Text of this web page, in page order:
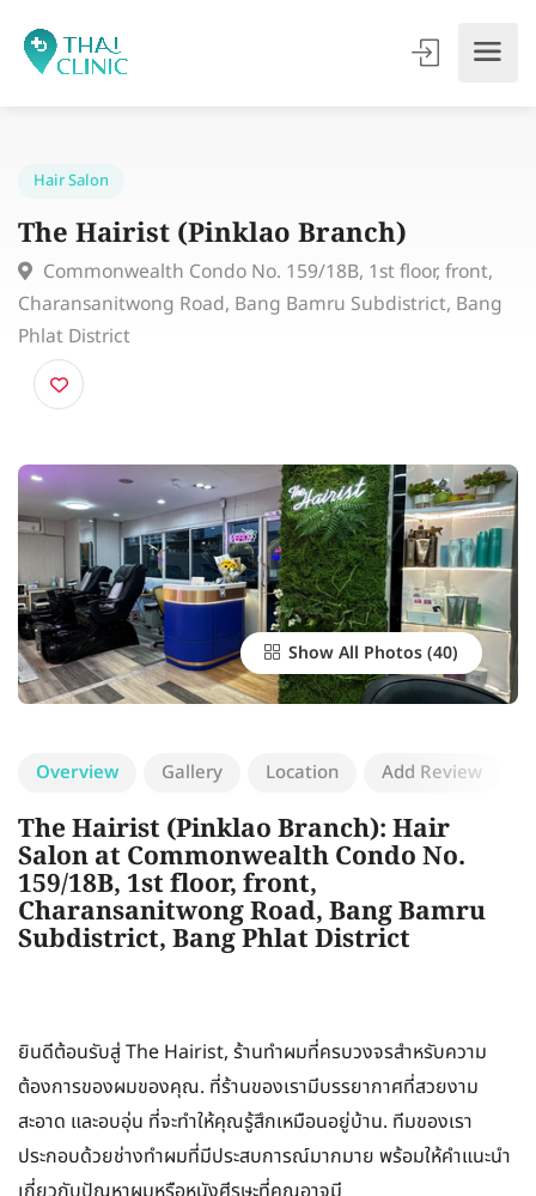
The Hairist (Pinklao Branch)
Commonwealth Condo No. 159/18B, 1st floor, front,
Charansanitwong Road, Bang Bamru Subdistrict,
Phlat District
Show All Photos
Overview Gallery Location Add Review
The Hairist (Pinklao Branch): Hair
Salon at Commonwealth Condo No.
159/18B, 1st floor, front,
Charansanitwong Road, Bang Bamru
Subdistrict, Bang Phlat District
ยินดีต้อนรับสู่ The Hairist, ร้านทำผมที่ครบวงจรสำหรับความ
ต้องการของผมของคุณ. ที่ร้านของเรามีบรรยากาศที่สวยงาม
สะอาด และอบอุ่น ที่จะทำให้คุณรู้สึกเหมือนอยู่บ้าน. ทีมของเรา
ประกอบด้วยช่างทำผมที่มีประสบการณ์มากมาย พร้อมให้คำแนะนำ